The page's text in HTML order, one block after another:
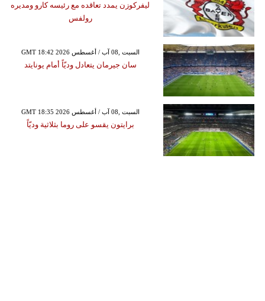
ليفركوزن يمدد تعاقده مع رئيسه كارو ومديره
رولفس
GMT 18:42 2026 السبت ,08 آب / أغسطس
سان جيرمان يتعادل وديّاً أمام يونايتد
GMT 18:35 2026 السبت ,08 آب / أغسطس
برايتون يقسو على روما بثلاثية وديّاً